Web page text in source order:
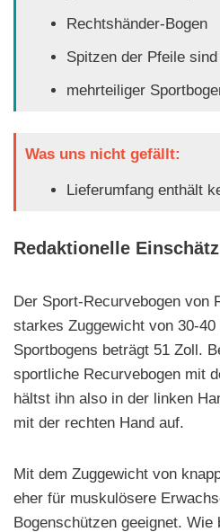
Rechtshänder-Bogen
Spitzen der Pfeile
mehrteiliger
Was uns nicht gefällt:
Lieferumfang enthält
Redaktionelle
Der Sport-Recurvebogen von
starkes Zuggewicht von 30-
Sportbogens beträgt 51 Zoll.
sportliche Recurvebogen mit
hältst ihn also in der linken
mit der rechten Hand auf.
Mit dem Zuggewicht von
eher für muskulösere
Bogenschützen geeignet.